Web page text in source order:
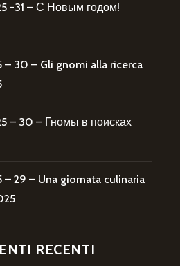
31 – С Новым годом!
– 30 – Gli gnomi alla ricerca
30 – Гномы в поисках
– 29 – Una giornata culinaria
RECENTI